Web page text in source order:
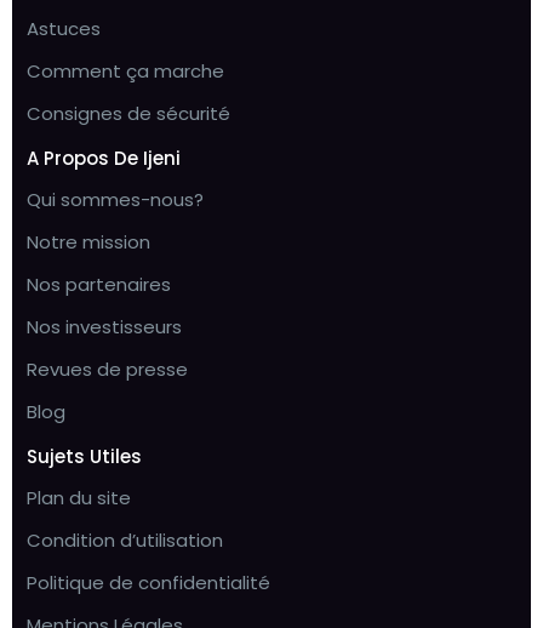
Astuces
Comment ça marche
Consignes de sécurité
A Propos De Ijeni
Qui sommes-nous?
Notre mission
Nos partenaires
Nos investisseurs
Revues de presse
Blog
Sujets Utiles
Plan du site
Condition d’utilisation
Politique de confidentialité